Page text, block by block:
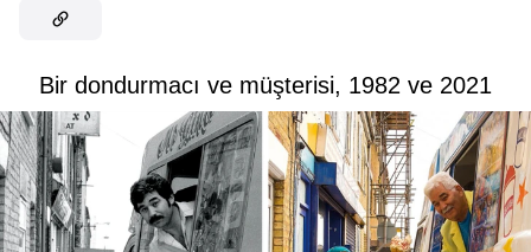
Bir dondurmacı ve müşterisi, 1982 ve 2021